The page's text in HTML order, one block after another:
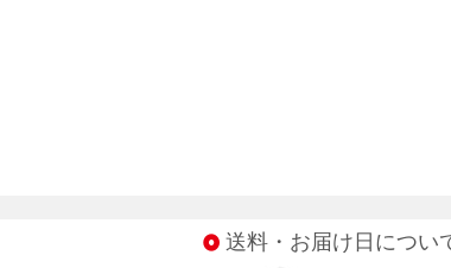
送料・お届け日につい